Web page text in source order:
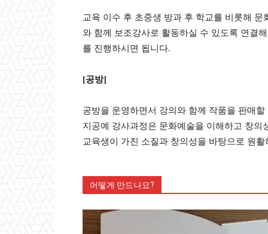
교육 이수 후 초중생 방과 후 학교를 비롯해
와 함께 보조강사로 활동하실 수 있도록 연결
를 진행하시면 됩니다.
[공방]
공방을 운영하면서 강의와 함께 작품을 판매
지공예 강사과정은 문화예술을 이해하고 창
교육생이 가진 소질과 창의성을 바탕으로 원
어떻게 만드나요?